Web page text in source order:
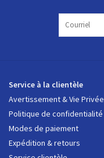
Service à la clientèle
Avertissement & Vie Privée
Politique de confidentialité
Modes de paiement
Expédition & retours